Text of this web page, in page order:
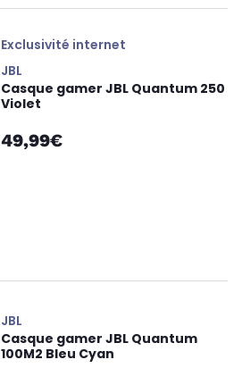
Exclusivité internet
JBL
Casque gamer JBL Quantum 250
Violet
49,99€
JBL
Casque gamer JBL Quantum
100M2 Bleu Cyan